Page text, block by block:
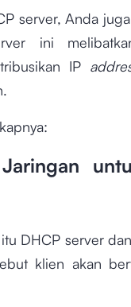
server, Anda
ini
IP
DHCP server
klien akan